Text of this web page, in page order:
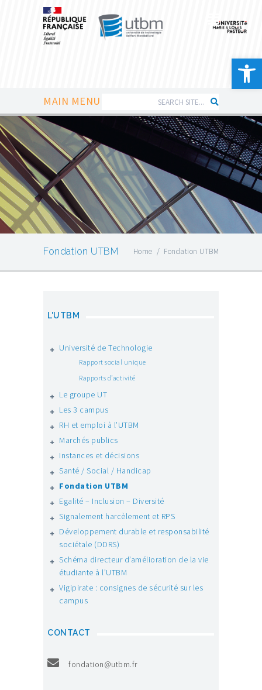
Ouvrir
MAIN MENU
Fondation UTBM Home / Fondation UTBM
L'UTBM
Université de Technologie
Rapport social unique
Rapports d’activité
Le groupe UT
Les 3 campus
RH et emploi à l’UTBM
Marchés publics
Instances et décisions
Santé / Social / Handicap
Fondation UTBM
Egalité – Inclusion – Diversité
Signalement harcèlement et RPS
Développement durable et responsabilité
sociétale (DDRS)
Schéma directeur d’amélioration de la vie
étudiante à l’UTBM
Vigipirate : consignes de sécurité sur les
campus
CONTACT
fondation@utbm.fr